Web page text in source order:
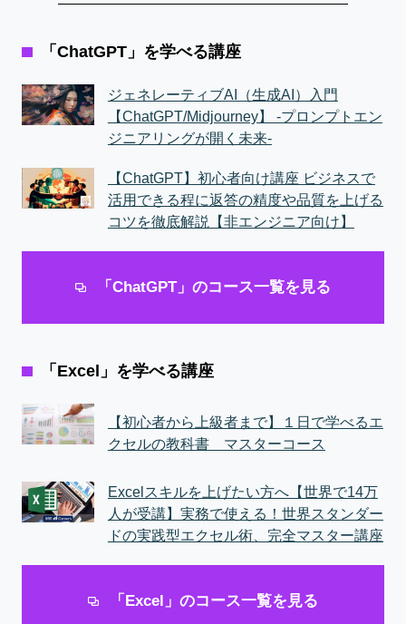
「ChatGPT」を学べる講座
ジェネレーティブAI（生成AI）入門
【ChatGPT/Midjourney】 -プロンプトエン
ジニアリングが開く未来-
【ChatGPT】初心者向け講座 ビジネスで
活用できる程に返答の精度や品質を上げる
コツを徹底解説【非エンジニア向け】
「ChatGPT」のコース一覧を見る
「Excel」を学べる講座
【初心者から上級者まで】１日で学べるエ
クセルの教科書 マスターコース
Excelスキルを上げたい方へ【世界で14万
人が受講】実務で使える！世界スタンダー
ドの実践型エクセル術、完全マスター講座
「Excel」のコース一覧を見る